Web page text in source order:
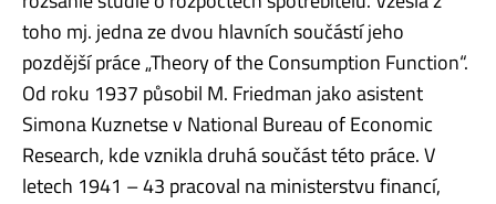
toho mj. jedna ze dvou hlavních součástí jeho
pozdější práce „Theory of the Consumption Function“.
Od roku 1937 působil M. Friedman jako asistent
Simona Kuznetse v National Bureau of Economic
Research, kde vznikla druhá součást této práce. V
letech 1941 – 43 pracoval na ministerstvu financí,